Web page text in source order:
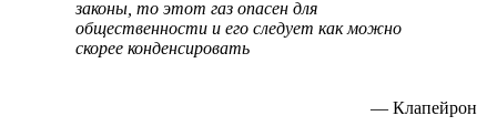
законы, то этот газ опасен для
общественности и его следует как можно
скорее конденсировать
— Клапейрон